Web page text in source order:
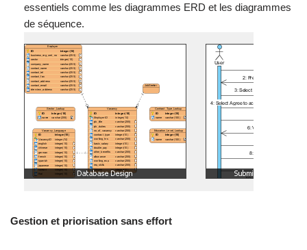
essentiels comme les diagrammes ERD et les diagrammes
de séquence.
Gestion et priorisation sans effort